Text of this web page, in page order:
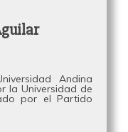
Andina
la Universidad de
por el Partido